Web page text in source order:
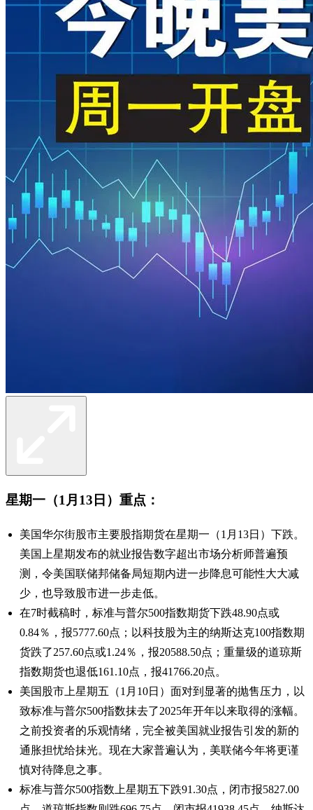
星期一（1月13日）重点：
美国华尔街股市主要股指期货在星期一（1月13日）下跌。
美国上星期发布的就业报告数字超出市场分析师普遍预
测，令美国联储邦储备局短期内进一步降息可能性大大减
少，也导致股市进一步走低。
在7时截稿时，标准与普尔500指数期货下跌48.90点或
0.84％，报5777.60点；以科技股为主的纳斯达克100指数期
货跌了257.60点或1.24％，报20588.50点；重量级的道琼斯
指数期货也退低161.10点，报41766.20点。
美国股市上星期五（1月10日）面对到显著的抛售压力，以
致标准与普尔500指数抹去了2025年开年以来取得的涨幅。
之前投资者的乐观情绪，完全被美国就业报告引发的新的
通胀担忧给抹光。现在大家普遍认为，美联储今年将更谨
慎对待降息之事。
标准与普尔500指数上星期五下跌91.30点，闭市报5827.00